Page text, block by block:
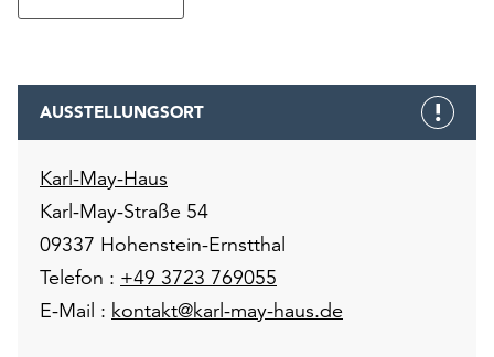
AUSSTELLUNGSORT
Karl-May-Haus
Karl-May-Straße 54
09337 Hohenstein-Ernstthal
Telefon : +49 3723 769055
E-Mail : kontakt@karl-may-haus.de